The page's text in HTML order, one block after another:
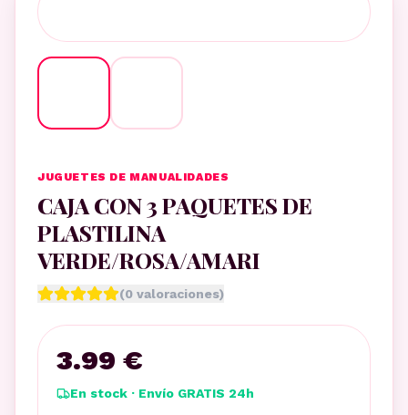
JUGUETES DE MANUALIDADES
CAJA CON 3 PAQUETES DE
PLASTILINA
VERDE/ROSA/AMARI
(0 valoraciones)
3.99 €
En stock · Envío GRATIS 24h